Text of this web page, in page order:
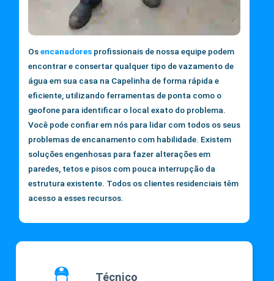
Osencanadores profissionais de nossa equipe podem
encontrar e consertar qualquer tipo de vazamento de
água em sua casa na Capelinha de forma rápida e
eficiente, utilizando ferramentas de ponta como o
geofone para identificar o local exato do problema.
Você pode confiar em nós para lidar com todos os seus
problemas de encanamento com habilidade. Existem
soluções engenhosas para fazer alterações em
paredes, tetos e pisos com pouca interrupção da
estrutura existente. Todos os clientes residenciais têm
acesso a esses recursos.
Técnico